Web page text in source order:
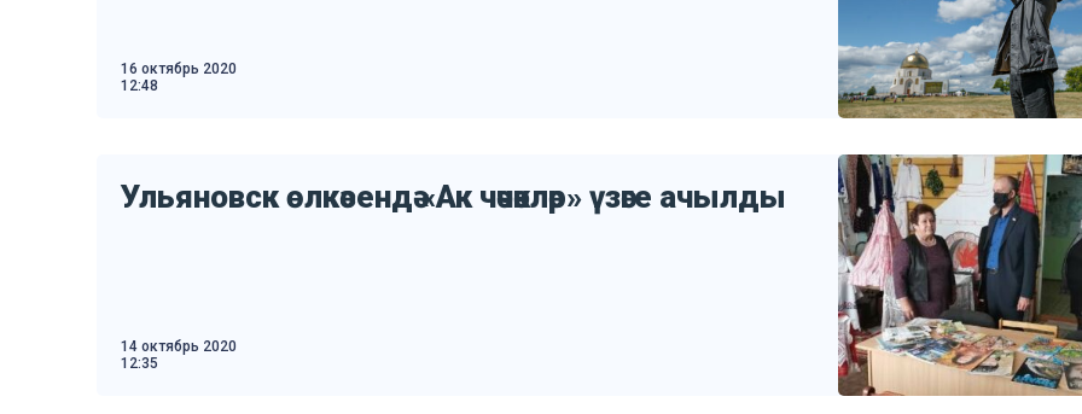
16 октябрь 2020
12:48
Ульяновск өлкәсендә «Ак чәчәкләр» үзәге ачылды
14 октябрь 2020
12:35